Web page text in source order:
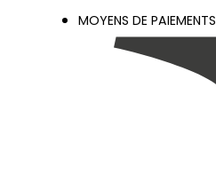
MOYENS DE PAIEMENTS